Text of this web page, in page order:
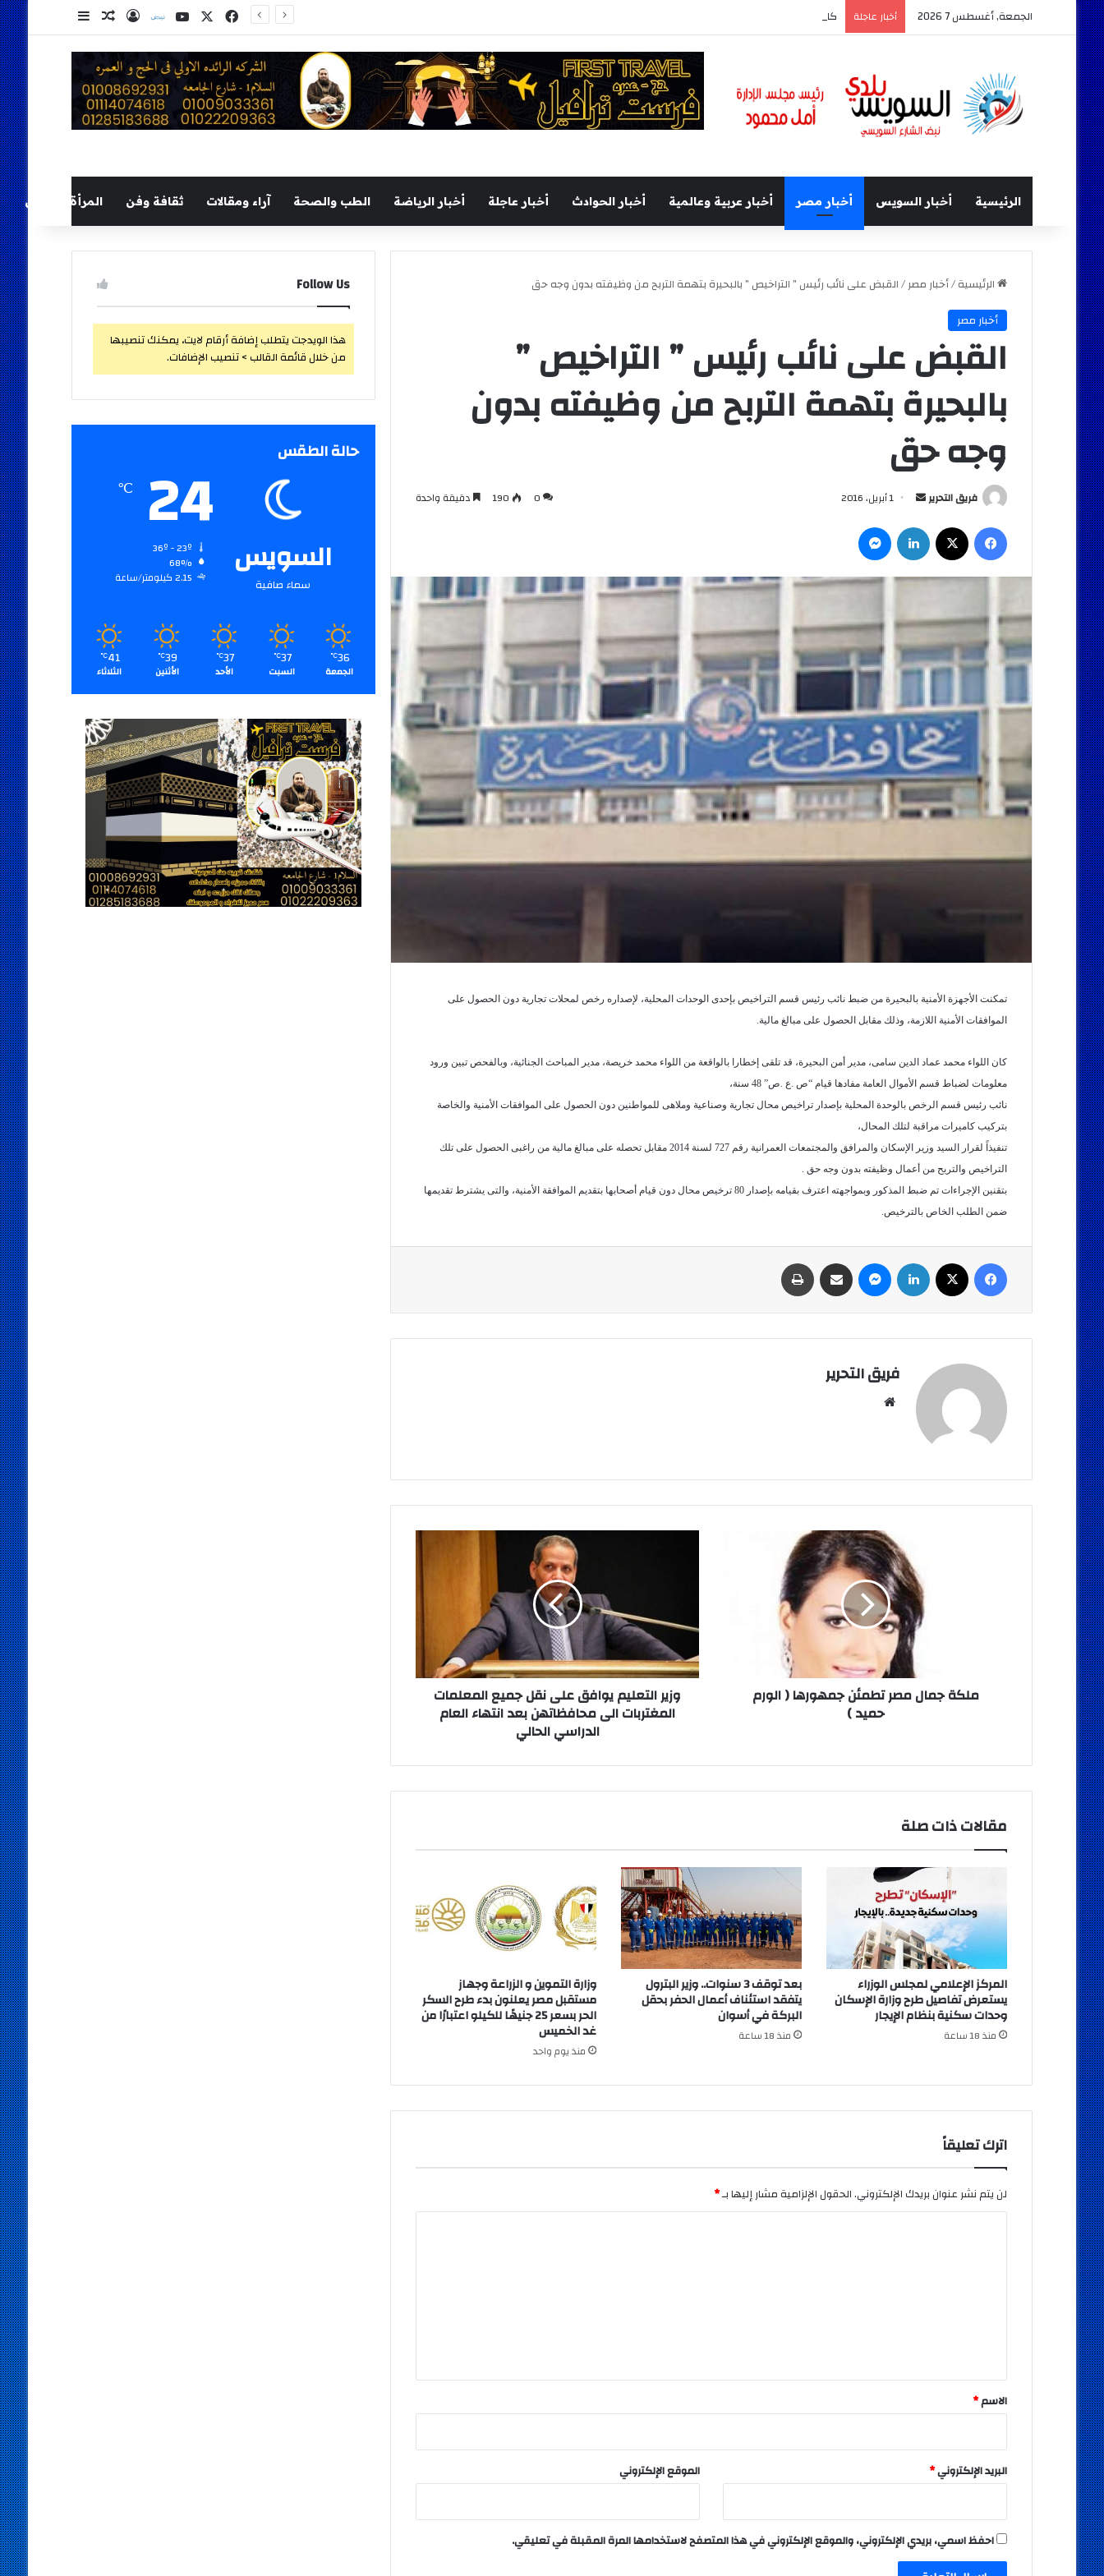
الجمعة, أغسطس 7 2026 أخبار عاجلة كامل الوزير وزير النقل يجري جولة تفقدية بميناء السخنة اليوم فيسبوك
‫X
‫YouTube
نلضتسجيل الدخول
مقال عشوائي
إضافة عمود
الرئيسية أخبار السويس أخبار مصر أخبار عربية وعالمية أخبار الحوادث أخبار عاجلة أخبار الرياضة الطب والصحة آراء ومقالات ثقافة وفن المرأة والطفل
الرئيسية/أخبار مصر/القبض على نائب رئيس ” التراخيص ” بالبحيرة بتهمة التربح من وظيفته بدون وجه حق
أخبار مصر
القبض على نائب رئيس ” التراخيص ”
بالبحيرة بتهمة التربح من وظيفته بدون
وجه حق
فريق التحرير
أرسل
إلكترونيا
1 أبريل، 2016 0
190 دقيقة واحدة
فيسبوك لينكدإن
تمكنت الأجهزة الأمنية بالبحيرة من ضبط نائب رئيس قسم التراخيص بإحدى الوحدات المحلية، لإصداره رخص لمحلات تجارية دون الحصول على
الموافقات الأمنية اللازمة، وذلك مقابل الحصول على مبالغ مالية.
كان اللواء محمد عماد الدين سامى، مدير أمن البحيرة، قد تلقى إخطارا بالواقعة من اللواء محمد خريصة، مدير المباحث الجنائية، وبالفحص تبين ورود
معلومات لضباط قسم الأموال العامة مفادها قيام “ص .ع .ص” 48 سنة،
نائب رئيس قسم الرخص بالوحدة المحلية بإصدار تراخيص محال تجارية وصناعية وملاهى للمواطنين دون الحصول على الموافقات الأمنية والخاصة
بتركيب كاميرات مراقبة لتلك المحال،
تنفيذ
اً لقرار السيد وزير الإسكان والمرافق والمجتمعات العمرانية رقم 727 لسنة 2014 مقابل تحصله على مبالغ مالية من راغبى الحصول على تلك
التراخيص والتربح من أعمال وظيفته بدون وجه حق .
بتقنين الإجراءات تم ضبط المذكور وبمواجهته اعترف بقيامه بإصدار 80 ترخيص محال دون قيام أصحابها بتقديم الموافقة الأمنية، والتى يشترط تقديمها
ضمن الطلب الخاص بالترخيص.
فيسبوك لينكدإن ماسنجر مشاركة عبر البريد
فريق التحرير
ملكة جمال مصر تطمئن جمهورها ( الورم
حميد )
جميع
المعلمات
المغتربات
الى
محافظاتهن
الدراسي
وزير التعليم يوافق على نقل جميع المعلمات
المغتربات الى محافظاتهن بعد انتهاء العام
الدراسي الحالي
مقالات ذات صلة
المركز الإعلامي لمجلس الوزراء
يستعرض تفاصيل طرح وزارة الإسكان
وحدات سكنية بنظام الإيجار
منذ 18 ساعة
بعد توقف 3 سنوات.. وزير البترول
يتفقد استئناف أعمال الحفر بحقل
البركة في أسوان
منذ 18 ساعة
وزارة التموين و الزراعة وجهاز
مستقبل مصر يعلنون بدء طرح السكر
الحر بسعر 25 جنيهًا للكيلو اعتبارًا من
غد الخميس
منذ يوم واحد
اترك تعليقاً
لن يتم نشر عنوان بريدك الإلكتروني.الحقول الإلزامية مشار إليها بـ*
*
الاسم*
البريد الإلكتروني* الموقع الإلكتروني
احفظ اسمي، بريدي الإلكتروني، والموقع الإلكتروني في هذا المتصفح لاستخدامها المرة المقبلة في تعليقي.
Follow Us
هذا الويدجت يتطلب إضافة أرقام لايت، يمكنك تنصيبها
من خلال قائمة القالب > تنصيب الإضافات.
حالة الطقس
السويس
سماء صافية
24
℃
68%
2.15 كيلومتر/ساعة
36
℃
الجمعة
37
℃
السبت
37
℃
الأحد
39
℃
الأثنين
41
℃
الثلاثاء